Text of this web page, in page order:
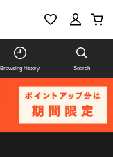
Browsing history Search